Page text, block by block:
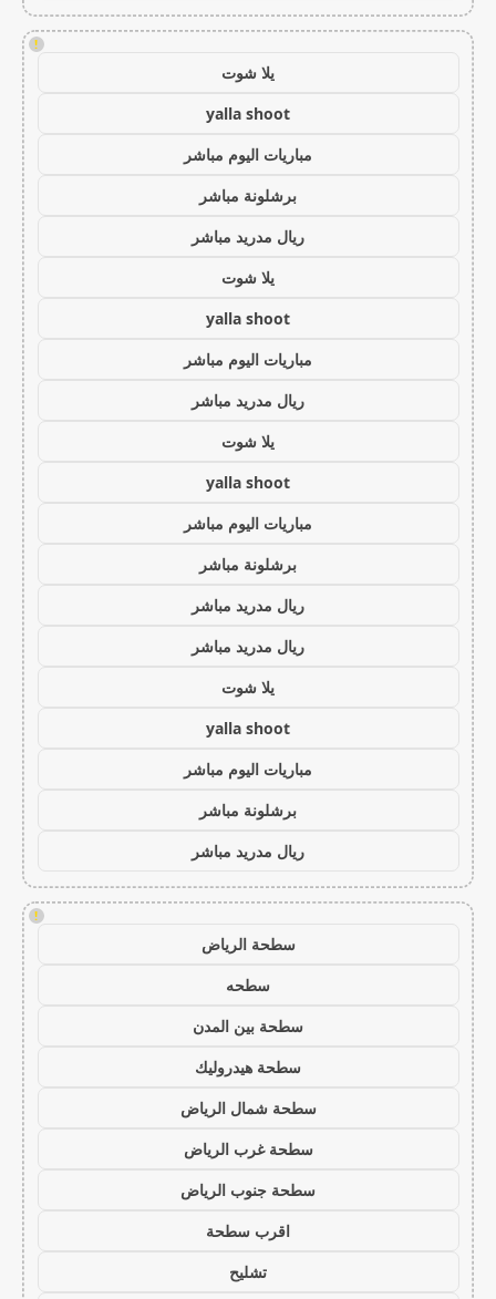
!
يلا شوت
yalla shoot
مباريات اليوم مباشر
برشلونة مباشر
ريال مدريد مباشر
يلا شوت
yalla shoot
مباريات اليوم مباشر
ريال مدريد مباشر
يلا شوت
yalla shoot
مباريات اليوم مباشر
برشلونة مباشر
ريال مدريد مباشر
ريال مدريد مباشر
يلا شوت
yalla shoot
مباريات اليوم مباشر
برشلونة مباشر
ريال مدريد مباشر
!
سطحة الرياض
سطحه
سطحة بين المدن
سطحة هيدروليك
سطحة شمال الرياض
سطحة غرب الرياض
سطحة جنوب الرياض
اقرب سطحة
تشليح